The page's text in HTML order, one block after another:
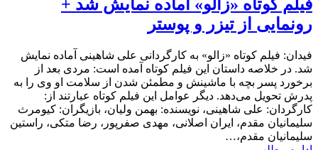
فیلم کوتاه «زالو» آماده نمایش شد +
رونمایی از تیزر و پوستر
فیدان: فیلم کوتاه «زالو» به کارگردانی علی شاهینی آماده نمایش
شد. در خلاصه داستان این فیلم کوتاه آمده است: مردی بعد از
برخورد پسر بچه با ماشینش و ‌مطمئن شدن از سلامت او وی را به
پدرش تحویل می‌دهد. دیگر عوامل این فیلم کوتاه عبارتند از:
کارگردان: علی شاهینی، نویسنده: بهمن ولیان، بازیگران: کیومرث
سلیمانیان مقدم، ایران اصلانی، مهدی صفرپور، رضا متکی، راستین
سلیمانیان مقدم،…